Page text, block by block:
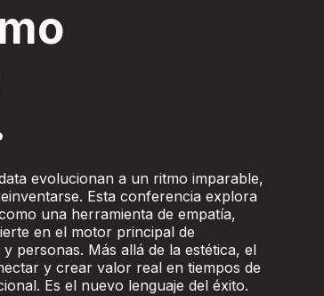
evolucionan a un ritmo imparable,
Esta conferencia explora
una herramienta de empatía,
en el motor principal de
personas. Más allá de la estética, el
y crear valor real en tiempos de
Es el nuevo lenguaje del éxito.